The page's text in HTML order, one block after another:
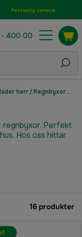
Personlig service
400 00
herr/ Regnbyxor herr
regnbyxor. Perfekt
Hos oss hittar
16 produkter